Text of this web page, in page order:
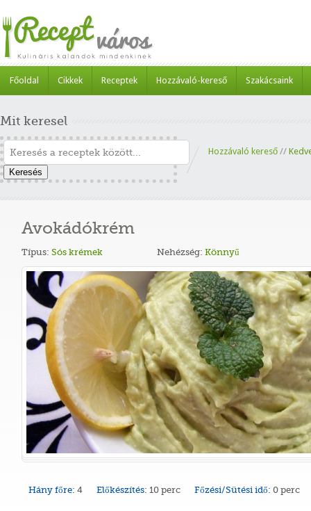
Főoldal Cikkek Receptek Hozzávaló-kereső Szakácsaink
Mit keresel
Keresés
Hozzávaló kereső //
Avokádókrém
Típus: Sós krémek Nehézség: Könnyű
Hány főre: 4 Előkészítés: 10 perc Főzési/Sütési idő: 0 perc